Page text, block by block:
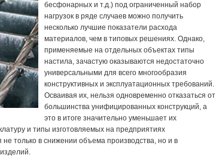
бесфонарных и т.д.) под ограниченный набор
нагрузок в ряде случаев можно получить
несколько лучшие показатели расхода
материалов, чем в типовых решениях. Однако,
применяемые на отдельных объектах типы
настила, зачастую оказываются недостаточно
универсальными для всего многообразия
конструктивных и эксплуатационных требований.
Осваивая их, нельзя одновременно отказаться от
большинства унифицированных конструкций, а
это в итоге значительно уменьшает их
и типы изготовляемых на предприятиях
только в снижении объема производства, но и в